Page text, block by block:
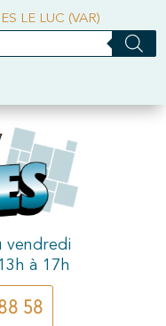
LE LUC (VAR)
vendredi
à 17h
58